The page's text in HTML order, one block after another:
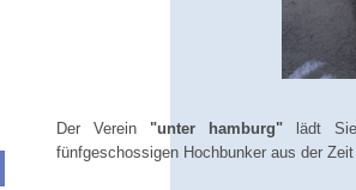
Der Verein "unter hamburg" lädt
fünfgeschossigen Hochbunker aus der